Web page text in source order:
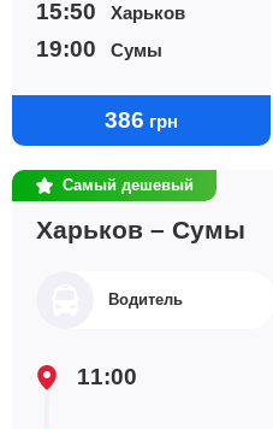
15:50 Харьков
19:00 Сумы
386 грн
Самый дешевый
Харьков – Сумы
Водитель
11:00